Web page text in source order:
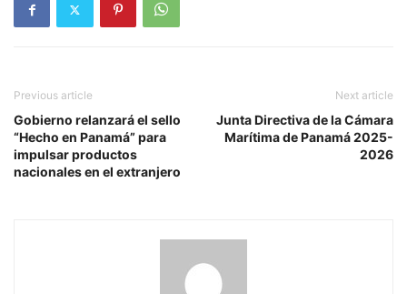
Previous article
Gobierno relanzará el sello
“Hecho en Panamá” para
impulsar productos
nacionales en el extranjero
Next article
Junta Directiva de la Cámara
Marítima de Panamá 2025-
2026